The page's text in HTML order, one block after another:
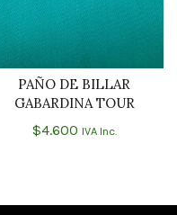
AÑADIR AL CARRITO
PAÑO DE BILLAR
GABARDINA TOUR
$4.600 IVA Inc.